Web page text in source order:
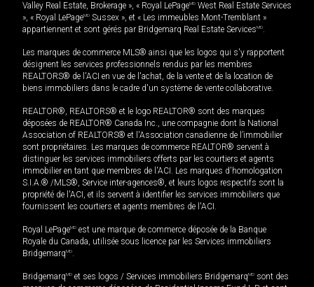
Valley Real Estate, Brokerage », « Royal LePageMD West Real Estate Services
», « Royal LePageMD Sussex », et « Les immeubles Mont-Tremblant »
appartiennent et sont gérés par Bridgemarq Real Estate ServicesMD.
Les marques de commerce MLS® ainsi que les logos qui s'y rapportent
désignent les services professionnels rendus par les membres
REALTORS® de l'ACI en vue de l'achat, de la vente et de la location de
biens immobiliers dans le cadre d'un système de vente collaborative.
REALTOR®, REALTORS® et le logo REALTOR® sont des marques
déposées de REALTOR® Canada Inc., une compagnie dont la National
Association of REALTORS® et l'Association canadienne de l’immobilier
sont propriétaires. Les marques de commerce REALTOR® servent à
distinguer les services immobiliers offerts par les courtiers et agents
immobilier en tant que membres de l'ACI. Les marques d'homologation
S.I.A.® /MLS®, Service inter-agences®, et leurs logos respectifs sont la
propriété de l'ACI, et ils servent à identifier les services immobiliers que
fournissent les courtiers et agents membres de l'ACI.
Royal LePageMD est une marque de commerce déposée de la Banque
Royale du Canada, utilisée sous licence par les Services immobiliers
BridgemarqMD.
BridgemarqMD et ses logos / Services immobiliers BridgemarqMD sont des